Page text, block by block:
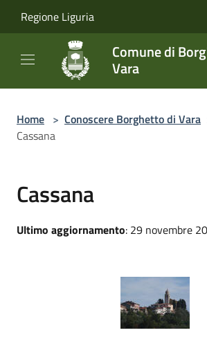
Regione Liguria
Comune di
Vara
Home > Conoscere Borghetto di Vara
Cassana
Cassana
Ultimo aggiornamento: 29 novembre